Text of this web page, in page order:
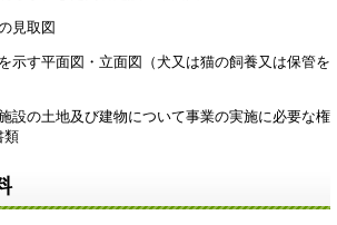
見取図
示す平面図・立面図（犬又は猫の飼養又は保管を
設の土地及び建物について事業の実施に必要な権
類